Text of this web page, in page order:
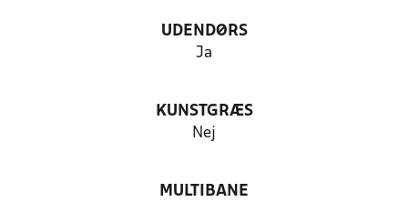
UDENDØRS
Ja
KUNSTGRÆS
Nej
MULTIBANE